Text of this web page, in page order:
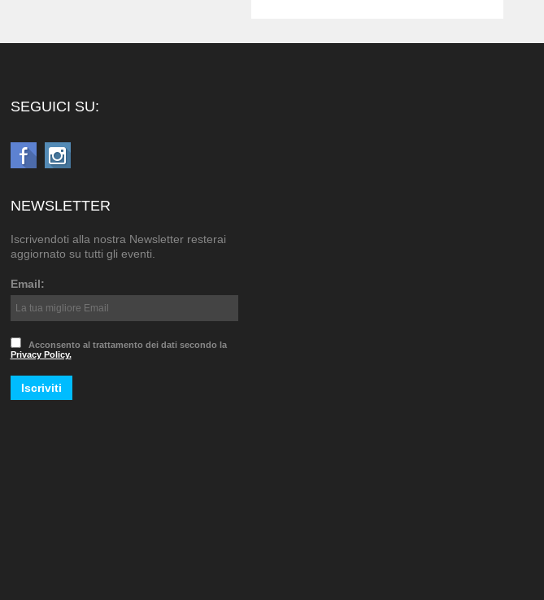
SEGUICI SU:
NEWSLETTER
Iscrivendoti alla nostra Newsletter resterai
aggiornato su tutti gli eventi.
Email:
Acconsento al trattamento dei dati secondo la
Privacy Policy.